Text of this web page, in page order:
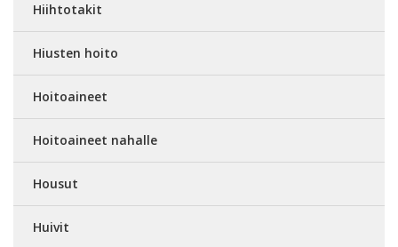
Hiihtotakit
Hiusten hoito
Hoitoaineet
Hoitoaineet nahalle
Housut
Huivit